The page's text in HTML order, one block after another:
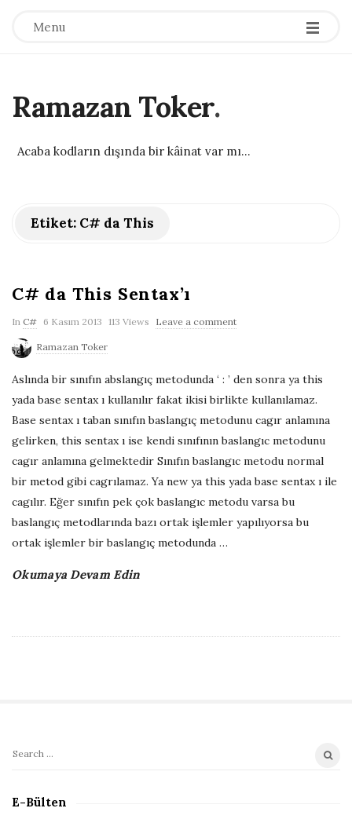
Menu
Ramazan Toker.
Acaba kodların dışında bir kâinat var mı...
Etiket: C# da This
C# da This Sentax’ı
In C# P
l
i
s
h
6 Kasım 2013 113 Views Leave a comment
Ramazan Toker
Aslında bir sınıfın abslangıç metodunda ‘ : ’ den sonra ya this
yada base sentax ı kullanılır fakat ikisi birlikte kullanılamaz.
Base sentax ı taban sınıfın baslangıç metodunu cagır anlamına
gelirken, this sentax ı ise kendi sınıfının baslangıc metodunu
cagır anlamına gelmektedir Sınıfın baslangıc metodu normal
bir metod gibi cagrılamaz. Ya new ya this yada base sentax ı ile
cagılır. Eğer sınıfın pek çok baslangıc metodu varsa bu
baslangıç metodlarında bazı ortak işlemler yapılıyorsa bu
ortak işlemler bir baslangıç metodunda …
Okumaya Devam Edin
S
t
S
a
E-Bülten